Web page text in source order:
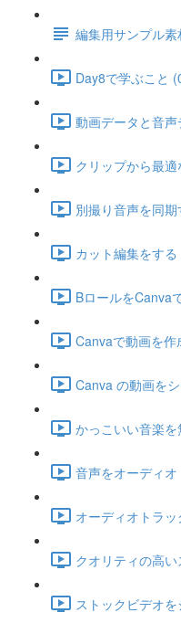
編集用サンプル
Day8で学ぶこと
動画データと音
クリップから最
別撮り音声を同
カット編集をす
BロールをCanva
Canvaで動画を
Canva の動画を
かっこいい音楽
音声をオーディ
オーディオトラ
クオリティの高
ストックビデオ